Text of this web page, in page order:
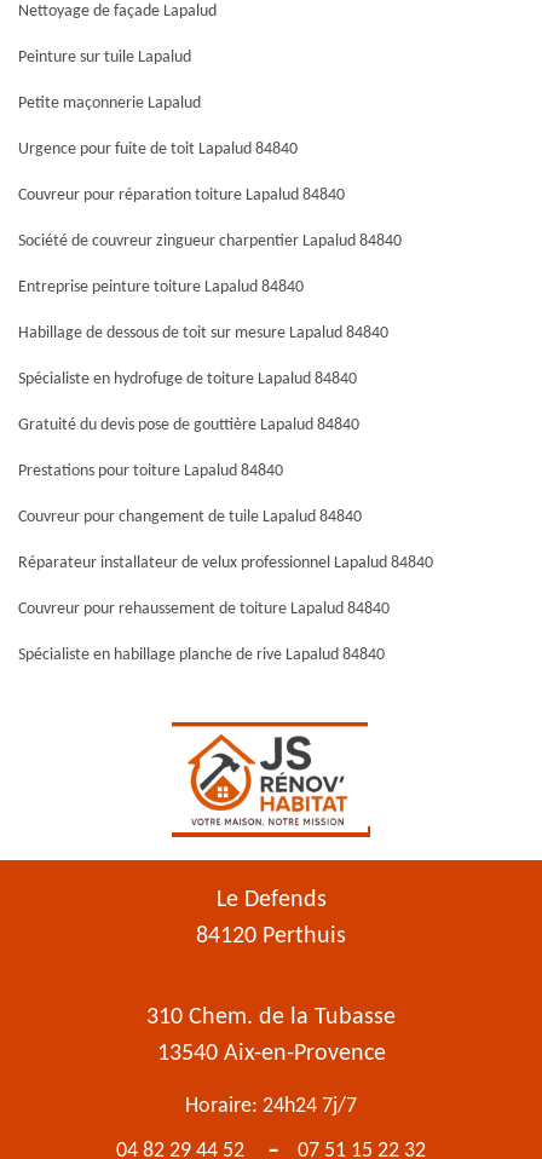
Nettoyage de façade Lapalud
Peinture sur tuile Lapalud
Petite maçonnerie Lapalud
Urgence pour fuite de toit Lapalud 84840
Couvreur pour réparation toiture Lapalud 84840
Société de couvreur zingueur charpentier Lapalud 84840
Entreprise peinture toiture Lapalud 84840
Habillage de dessous de toit sur mesure Lapalud 84840
Spécialiste en hydrofuge de toiture Lapalud 84840
Gratuité du devis pose de gouttière Lapalud 84840
Prestations pour toiture Lapalud 84840
Couvreur pour changement de tuile Lapalud 84840
Réparateur installateur de velux professionnel Lapalud 84840
Couvreur pour rehaussement de toiture Lapalud 84840
Spécialiste en habillage planche de rive Lapalud 84840
Le Defends
84120 Perthuis
310 Chem. de la Tubasse
13540 Aix-en-Provence
Horaire: 24h24 7j/7
04 82 29 44 52
- 07 51 15 22 32